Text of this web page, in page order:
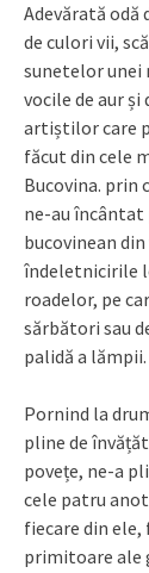
Adevărată
de culori vii,
sunetelor unei
vocile de aur
artiștilor care
făcut din cele
Bucovina. prin
ne-au încântat
bucovinean
îndeletnicirile
roadelor, pe
sărbători sau
palidă a lămpii.
Pornind la
pline de
povețe, ne-a
cele patru
fiecare din ele,
primitoare ale